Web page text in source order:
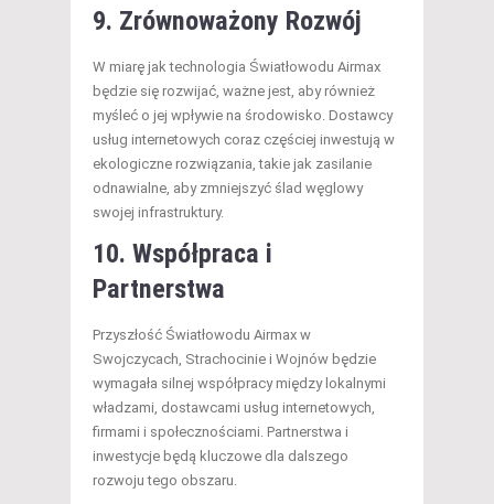
9. Zrównoważony Rozwój
W miarę jak technologia Światłowodu Airmax
będzie się rozwijać, ważne jest, aby również
myśleć o jej wpływie na środowisko. Dostawcy
usług internetowych coraz częściej inwestują w
ekologiczne rozwiązania, takie jak zasilanie
odnawialne, aby zmniejszyć ślad węglowy
swojej infrastruktury.
10. Współpraca i
Partnerstwa
Przyszłość Światłowodu Airmax w
Swojczycach, Strachocinie i Wojnów będzie
wymagała silnej współpracy między lokalnymi
władzami, dostawcami usług internetowych,
firmami i społecznościami. Partnerstwa i
inwestycje będą kluczowe dla dalszego
rozwoju tego obszaru.